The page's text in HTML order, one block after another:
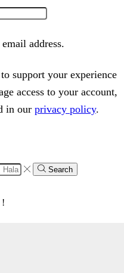
address.
support your experience
access to your account,
in our privacy policy.
Search
!